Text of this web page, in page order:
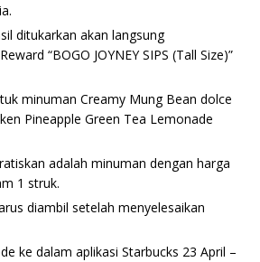
ditukarkan akan langsung
“BOGO JOYNEY SIPS (Tall Size)”
minuman Creamy Mung Bean dolce
Pineapple Green Tea Lemonade
adalah minuman dengan harga
1 struk.
diambil setelah menyelesaikan
ke dalam aplikasi Starbucks 23 April –